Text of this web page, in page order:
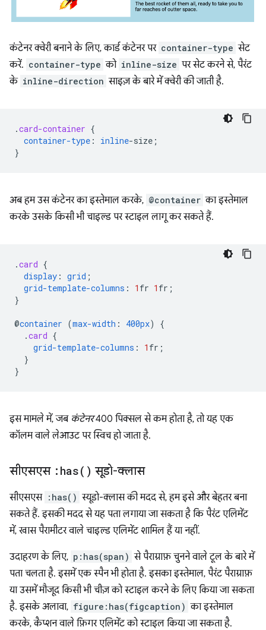
कंटेनर क्वेरी बनाने के लिए, कार्ड कंटेनर पर container-type सेट
करें. container-type को inline-size पर सेट करने से, पैरंट
के inline-direction साइज़ के बारे में क्वेरी की जाती है.
.card-container {
container-type : inline-size ;
}
अब हम उस कंटेनर का इस्तेमाल करके, @container का इस्तेमाल
करके उसके किसी भी चाइल्ड पर स्टाइल लागू कर सकते हैं.
.card {
display : grid ;
grid-template-columns : 1 fr 1 fr ;
}
@container (max-width : 400px)
{
.card {
grid-template-columns : 1 fr ;
}
}
इस मामले में, जब कंटेनर400 पिक्सल से कम होता है, तो यह एक
कॉलम वाले लेआउट पर स्विच हो जाता है.
सीएसएस : has( ) सूडो-क्लास
सीएसएस :has() स्यूडो-क्लास की मदद से, हम इसे और बेहतर बना
सकते हैं. इसकी मदद से यह पता लगाया जा सकता है कि पैरंट एलिमेंट
में, खास पैरामीटर वाले चाइल्ड एलिमेंट शामिल हैं या नहीं.
उदाहरण के लिए, p:has(span) से पैराग्राफ़ चुनने वाले टूल के बारे में
पता चलता है. इसमें एक स्पैन भी होता है. इसका इस्तेमाल, पैरंट पैराग्राफ़
या उसमें मौजूद किसी भी चीज़ को स्टाइल करने के लिए किया जा सकता
है. इसके अलावा, figure:has(figcaption) का इस्तेमाल
करके, कैप्शन वाले फ़िगर एलिमेंट को स्टाइल किया जा सकता है.